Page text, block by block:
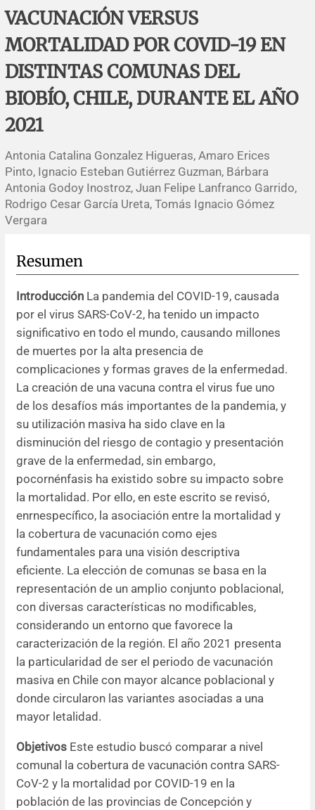
Errata y notas de reserva
Agradecimientos
Impressum
Revisiones sistemáticas
Protocolos
Evaluaciones económicas
Revisiones clínicas
Artículos de revisión
Notas metodológicas
Comunicaciones breves
Problemas de salud pública
Notas históricas y reseñas
Ensayos
Reporte de caso
Notas técnicas
Práctica clínica
Descripción
Política de cobros
Políticas editoriales
Instrucciones para autores
Patrocinadores y financiamiento
Editores
Comité editorial
Resúmenes de congresos
Noticias
VACUNACIÓN VERSUS
MORTALIDAD POR COVID-19 EN
DISTINTAS COMUNAS DEL
BIOBÍO, CHILE, DURANTE EL AÑO
2021
Antonia Catalina Gonzalez Higueras, Amaro Erices
Pinto, Ignacio Esteban Gutiérrez Guzman, Bárbara
Antonia Godoy Inostroz, Juan Felipe Lanfranco Garrido,
Rodrigo Cesar García Ureta, Tomás Ignacio Gómez
Vergara
Resumen
Introducción La pandemia del COVID-19, causada
por el virus SARS-CoV-2, ha tenido un impacto
significativo en todo el mundo, causando millones
de muertes por la alta presencia de
complicaciones y formas graves de la enfermedad.
La creación de una vacuna contra el virus fue uno
de los desafíos más importantes de la pandemia, y
su utilización masiva ha sido clave en la
disminución del riesgo de contagio y presentación
grave de la enfermedad, sin embargo,
pocornénfasis ha existido sobre su impacto sobre
la mortalidad. Por ello, en este escrito se revisó,
enrnespecífico, la asociación entre la mortalidad y
la cobertura de vacunación como ejes
fundamentales para una visión descriptiva
eficiente. La elección de comunas se basa en la
representación de un amplio conjunto poblacional,
con diversas características no modificables,
considerando un entorno que favorece la
caracterización de la región. El año 2021 presenta
la particularidad de ser el periodo de vacunación
masiva en Chile con mayor alcance poblacional y
donde circularon las variantes asociadas a una
mayor letalidad.
Objetivos Este estudio buscó comparar a nivel
comunal la cobertura de vacunación contra SARS-
CoV-2 y la mortalidad por COVID-19 en la
población de las provincias de Concepción y